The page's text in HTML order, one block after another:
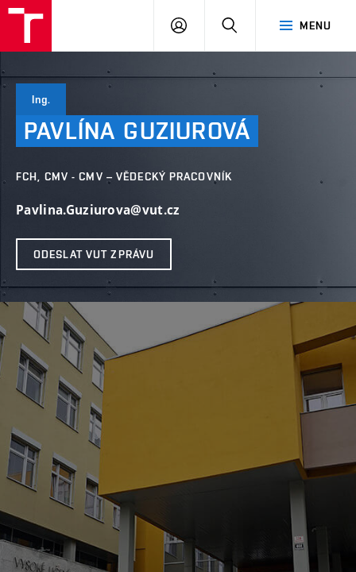
MENU
PŘIHLÁSIT
Ing.
PAVLÍNA GUZIUROVÁ
FCH, CMV - CMV – VĚDECKÝ PRACOVNÍK
Pavlina.Guziurova@vut.cz
ODESLAT VUT ZPRÁVU